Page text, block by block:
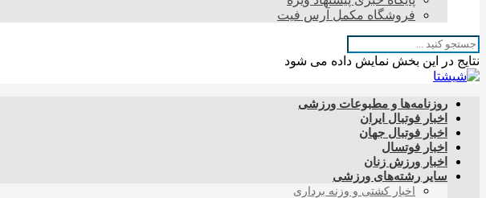
فروشگاه مکمل آرس فیت
نتایج در این بخش نمایش داده می شود
روزنامه‌ها و مطبوعات ورزشی
اخبار فوتبال ایران
اخبار فوتبال جهان
اخبار فوتسال
اخبار ورزش زنان
سایر رشته‌های ورزشی
اخبار کشتی و وزنه برداری